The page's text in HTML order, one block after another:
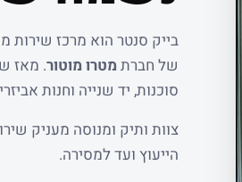
בייק סנטר הוא מרכז שירות
של חברת מטרו מוטור
סוכנות, יד שנייה וחנות
צוות ותיק ומנוסה מעניק
הייעוץ ועד למסירה.